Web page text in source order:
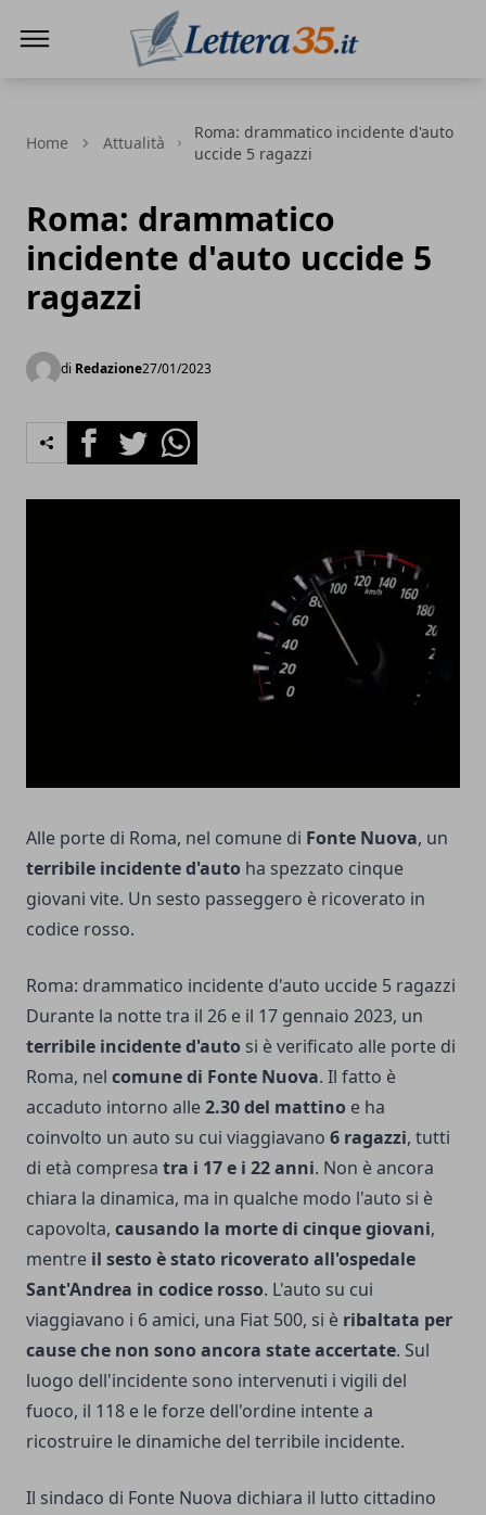
Home Attualità
Roma: drammatico incidente d'auto
uccide 5 ragazzi
Roma: drammatico
incidente d'auto uccide 5
ragazzi
di Redazione27/01/2023
FacebookTwitterWhatsapp
Alle porte di Roma, nel comune di Fonte Nuova, un
terribile incidente d'auto ha spezzato cinque
giovani vite. Un sesto passeggero è ricoverato in
codice rosso.
Roma: drammatico incidente d'auto uccide 5 ragazzi
Durante la notte tra il 26 e il 17 gennaio 2023, un
terribile incidente d'auto si è verificato alle porte di
Roma, nel comune di Fonte Nuova. Il fatto è
accaduto intorno alle2.30 del mattino e ha
coinvolto un auto su cui viaggiavano 6 ragazzi, tutti
di età compresa tra i 17 e i 22 anni. Non è ancora
chiara la dinamica, ma in qualche modo l'auto si è
capovolta, causando la morte di cinque giovani,
mentre il sesto è stato ricoverato all'ospedale
Sant'Andrea in codice rosso. L'auto su cui
viaggiavano i 6 amici, una Fiat 500, si è ribaltata per
cause che non sono ancora state accertate. Sul
luogo dell'incidente sono intervenuti i vigili del
fuoco, il 118 e le forze dell'ordine intente a
ricostruire le dinamiche del terribile incidente.
Il sindaco di Fonte Nuova dichiara il lutto cittadino